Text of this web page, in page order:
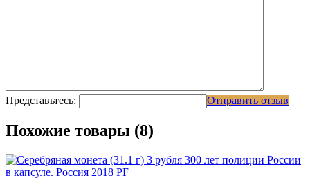
Представьтесь: Отправить отзыв
Похожие товары (8)